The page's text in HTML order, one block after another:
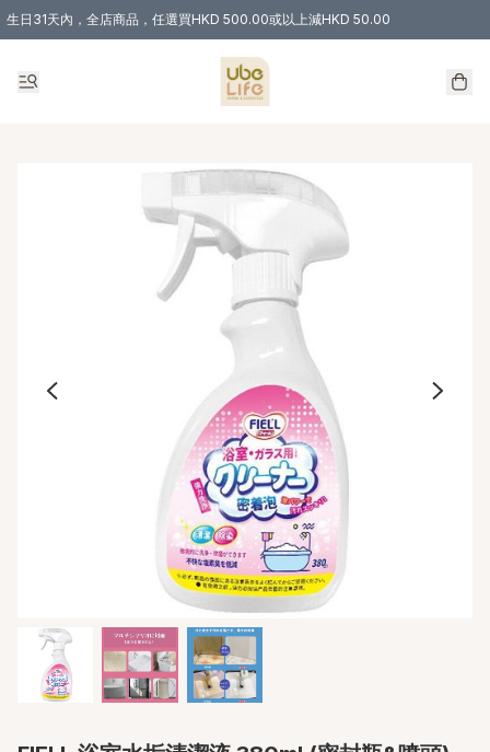
生日31天內，全店商品，任選買HKD 500.00或以上減HKD 50.00
購物滿 HKD 300.00即享免運費優惠！（適用於 特定的送貨方式 )